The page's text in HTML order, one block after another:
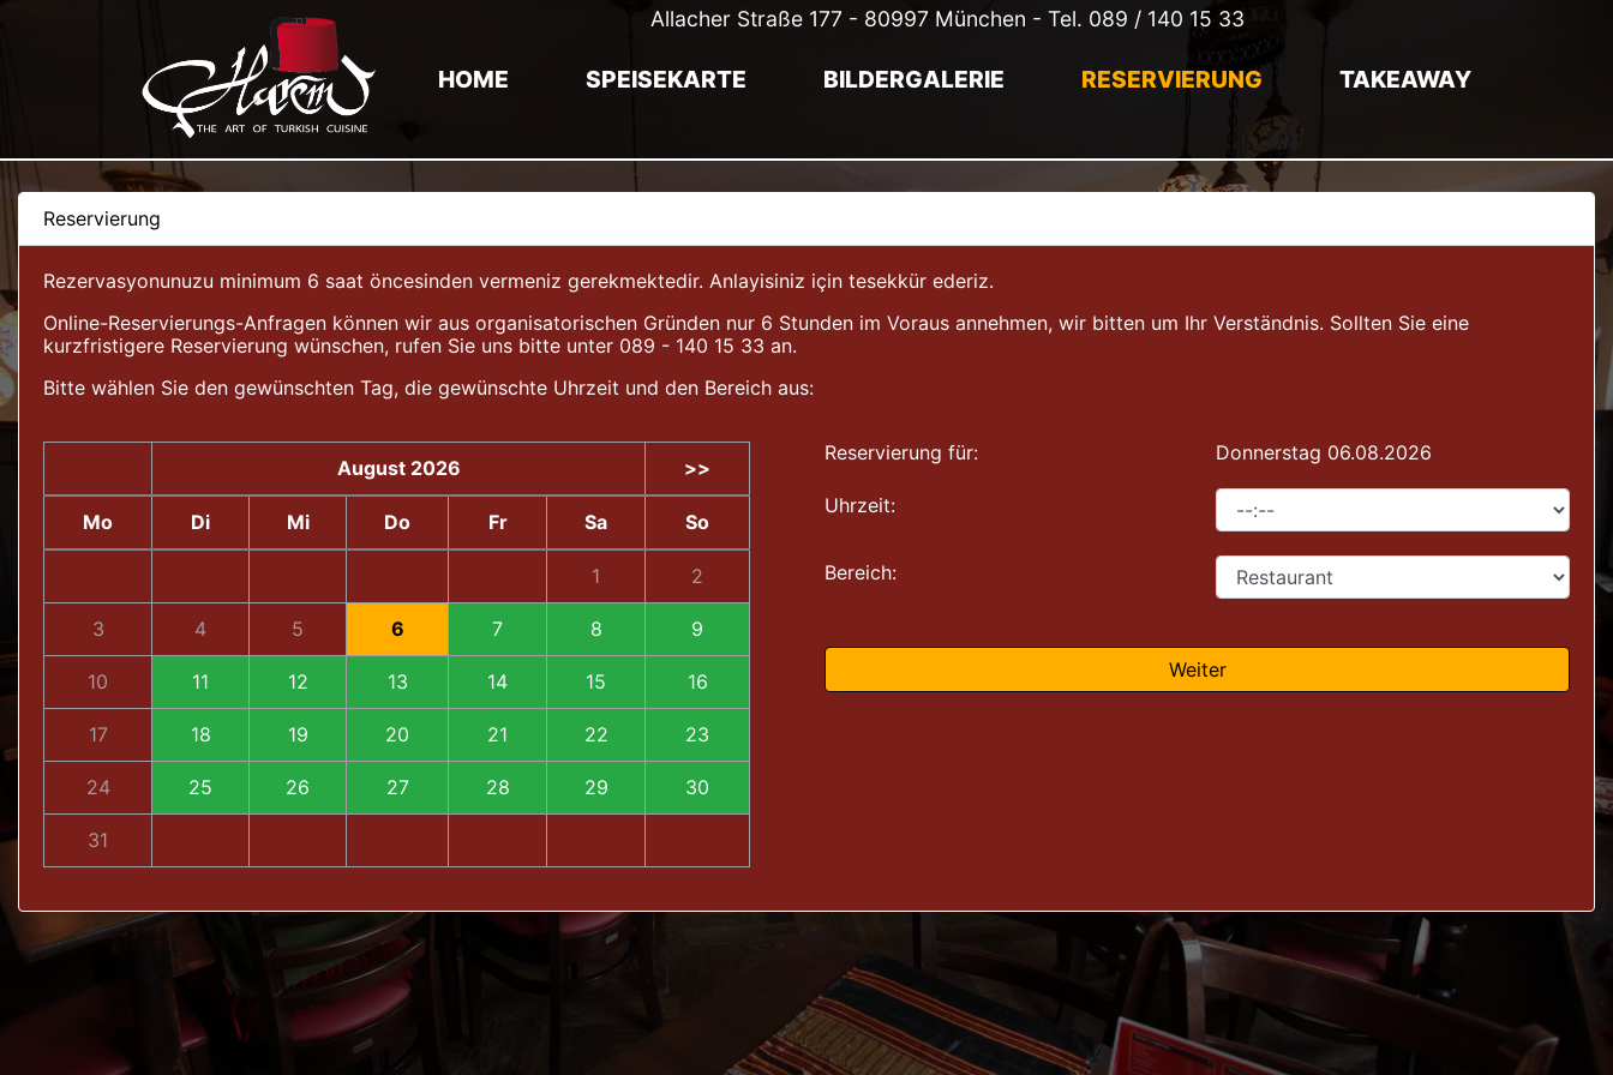
Allacher Straße 177 - 80997 München - Tel. 089 / 140 15 33
HOME SPEISEKARTE BILDERGALERIE RESERVIERUNG TAKEAWAY
Reservierung
Rezervasyonunuzu minimum 6 saat öncesinden vermeniz gerekmektedir. Anlayisiniz için tesekkür ederiz.
Online-Reservierungs-Anfragen können wir aus organisatorischen Gründen nur 6 Stunden im Voraus annehmen, wir bitten um Ihr Verständnis. Sollten Sie eine
kurzfristigere Reservierung wünschen, rufen Sie uns bitte unter 089 - 140 15 33 an.
Bitte wählen Sie den gewünschten Tag, die gewünschte Uhrzeit und den Bereich aus:
August 2026 >>
Mo Di Mi Do Fr Sa So
1 2
3 4 5 6 7 8 9
10 11 12 13 14 15 16
17 18 19 20 21 22 23
24 25 26 27 28 29 30
31
Reservierung für: Donnerstag 06.08.2026
Uhrzeit:
Bereich:
Weiter